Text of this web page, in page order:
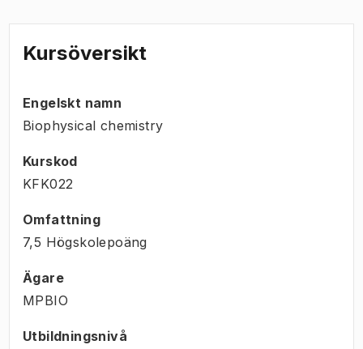
Kursöversikt
Engelskt namn
Biophysical chemistry
Kurskod
KFK022
Omfattning
7,5 Högskolepoäng
Ägare
MPBIO
Utbildningsnivå